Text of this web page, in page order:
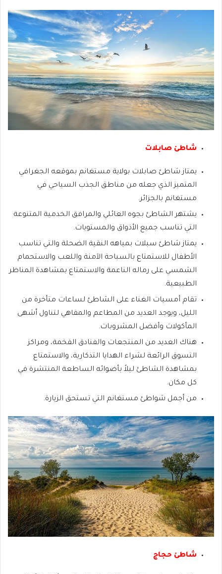
شاطئ صابلات
يمتاز شاطئ صابلات بولاية مستغانم بموقعه الجغرافي
المتميز الذي جعله من مناطق الجذب السياحي في
مستغانم بالجزائر.
يشتهر الشاطئ بجوه العائلي والمرافق الخدمية المتنوعة
التي تناسب جميع الأذواق والمستويات.
يمتاز شاطئ سبلات بمياهه النقية الضحلة والتي تناسب
الأطفال للاستمتاع بالسباحة الآمنة واللعب والاستحمام
الشمسي على رماله الناعمة والاستمتاع بمشاهدة المناظر
الطبيعية.
تقام أمسيات الغناء على الشاطئ لساعات متأخرة من
الليل، ويوجد العديد من المطاعم والمقاهي لتناول أشهى
المأكولات وأفضل المشروبات.
هناك العديد من المنتجعات والفنادق الفخمة، ومراكز
التسوق الرائعة لشراء الهدايا التذكارية، والاستمتاع
بمشاهدة الشاطئ ليلاً بأضوائه الساطعة المنتشرة في
كل مكان.
من أجمل شواطئ مستغانم التي تستحق الزيارة.
شاطئ حجاج